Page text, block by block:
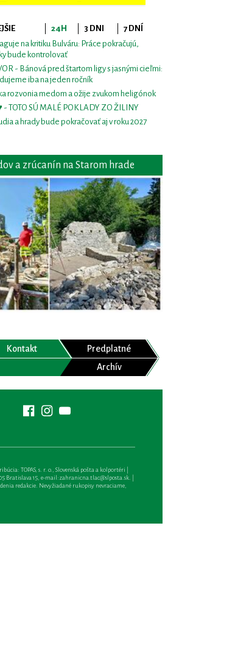
24H 3 DNI
7 DNÍ
na kritiku Bulváru: Práce pokračujú,
bude kontrolovať
- Bánová pred štartom ligy s jasnými cieľmi:
iba na jeden ročník
rozvonia medom a ožije zvukom heligónok
- TOTO SÚ MALÉ POKLADY ZO ŽILINY
a hrady bude pokračovať aj v roku 2027
a zrúcanín na Starom hrade
Kontakt
Predplatné
Archív
TOPAS, s. r. o., Slovenská pošta a kolportéri |
Bratislava 15, e-mail:zahranicna.tlac@slposta.sk. |
redakcie. Nevyžiadané rukopisy nevraciame,